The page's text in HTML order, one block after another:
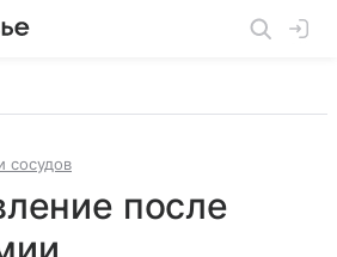
сосудов
после